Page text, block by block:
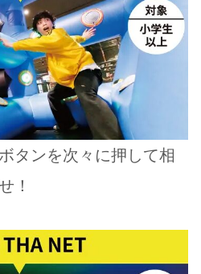
タンを次々に押して相
！